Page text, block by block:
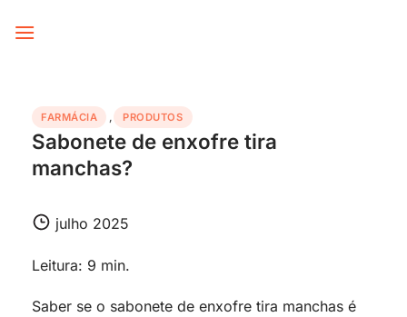
FARMÁCIA , PRODUTOS
Sabonete de enxofre tira
manchas?
julho 2025
Leitura: 9 min.
Saber se o sabonete de enxofre tira manchas é